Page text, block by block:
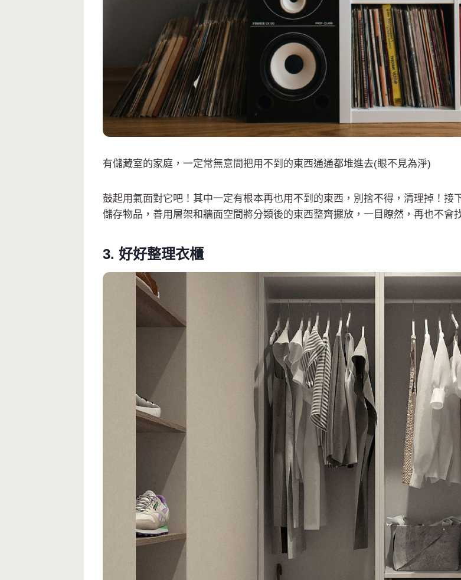
有儲藏室的家庭，一定常無意間把用不到的東西通通都堆進去(眼不見為淨)
鼓起用氣面對它吧！其中一定有根本再也用不到的東西，別捨不得，清理掉！接
儲存物品，善用層架和牆面空間將分類後的東西整齊擺放，一目瞭然，再也不會
3. 好好整理衣櫃